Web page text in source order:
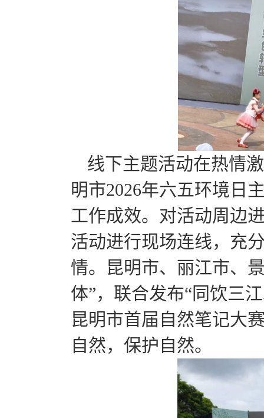
线下主题活动在热情
明市2026年六五环境日
工作成效。对活动周边
活动进行现场连线，充
情。昆明市、丽江市、
体”，联合发布“同饮三
昆明市首届自然笔记大
自然，保护自然。